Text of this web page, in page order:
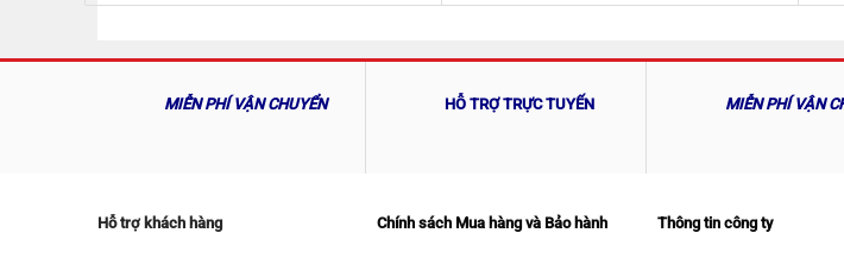
MIỄN PHÍ VẬN CHUYỂN HỖ TRỢ TRỰC TUYẾN MIỄN PHÍ VẬN
Hỗ trợ khách hàng Chính sách Mua hàng và Bảo hành Thông tin công ty